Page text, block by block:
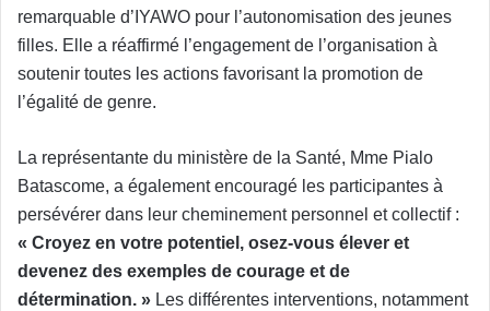
remarquable d’IYAWO pour l’autonomisation des jeunes
filles. Elle a réaffirmé l’engagement de l’organisation à
soutenir toutes les actions favorisant la promotion de
l’égalité de genre.
La représentante du ministère de la Santé, Mme Pialo
Batascome, a également encouragé les participantes à
persévérer dans leur cheminement personnel et collectif :
« Croyez en votre potentiel, osez-vous élever et
devenez des exemples de courage et de
détermination. » Les différentes interventions, notamment